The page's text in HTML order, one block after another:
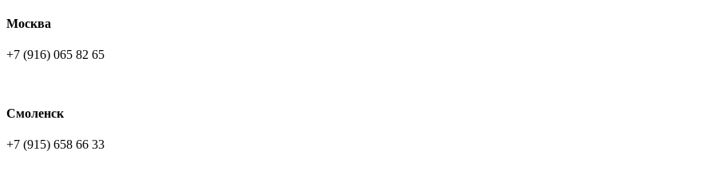
Москва
+7 (916) 065 82 65
Смоленск
+7 (915) 658 66 33